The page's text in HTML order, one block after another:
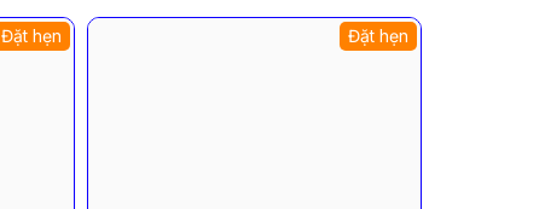
Đặt hẹn Đặt hẹn